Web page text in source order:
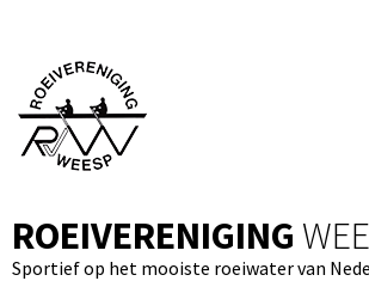
ROEIVERENIGING
Sportief op het mooiste roeiwater van